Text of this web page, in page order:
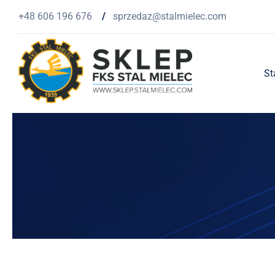
zawartości
+48 606 196 676 / sprzedaz@stalmielec.com